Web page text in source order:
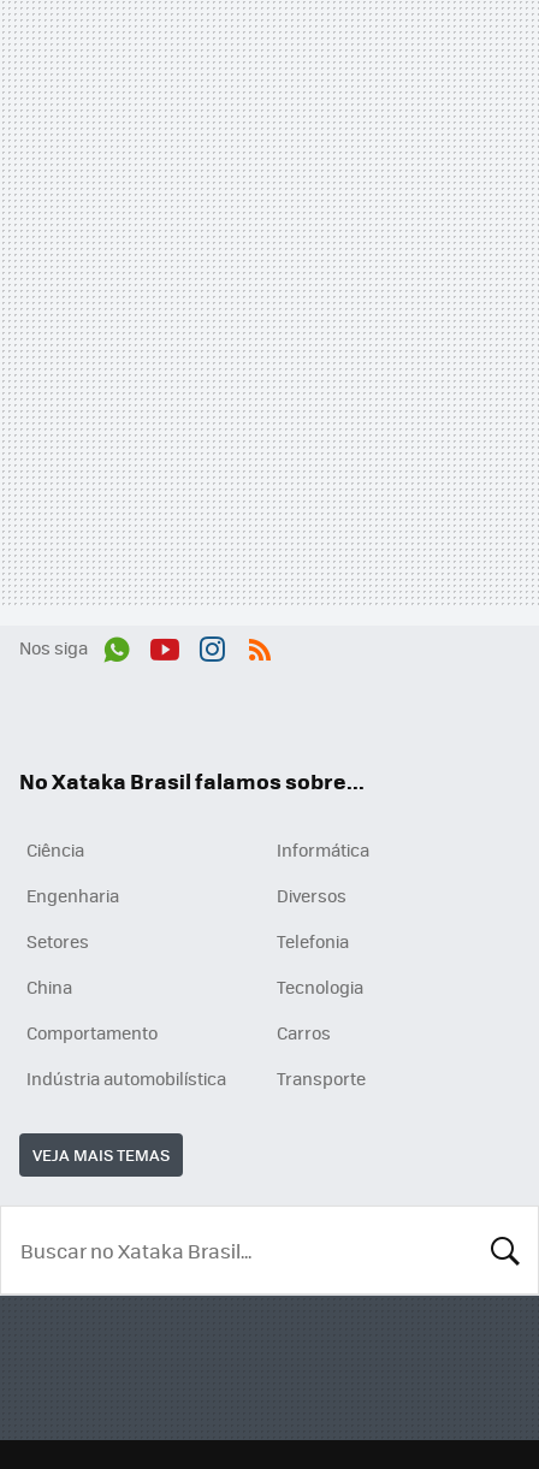
Nos siga
No Xataka Brasil falamos sobre...
Ciência
Informática
Engenharia
Diversos
Setores
Telefonia
China
Tecnologia
Comportamento
Carros
Indústria automobilística
Transporte
VEJA MAIS TEMAS